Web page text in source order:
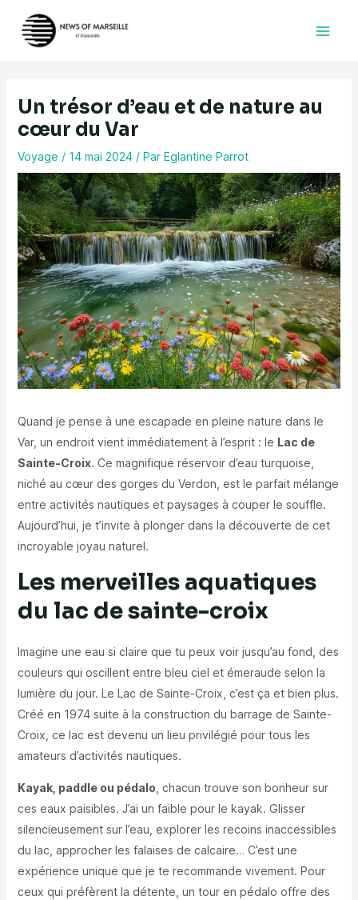
contenu
Un trésor d’eau et de nature au
cœur du Var
Voyage / 14 mai 2024 / Par Eglantine Parrot
Quand je pense à une escapade en pleine nature dans le
Var, un endroit vient immédiatement à l’esprit : le Lac de
Sainte-Croix. Ce magnifique réservoir d’eau turquoise,
niché au cœur des gorges du Verdon, est le parfait mélange
entre activités nautiques et paysages à couper le souffle.
Aujourd’hui, je t’invite à plonger dans la découverte de cet
incroyable joyau naturel.
Les merveilles aquatiques
du lac de sainte-croix
Imagine une eau si claire que tu peux voir jusqu’au fond, des
couleurs qui oscillent entre bleu ciel et émeraude selon la
lumière du jour. Le Lac de Sainte-Croix, c’est ça et bien plus.
Créé en 1974 suite à la construction du barrage de Sainte-
Croix, ce lac est devenu un lieu privilégié pour tous les
amateurs d’activités nautiques.
Kayak, paddle ou pédalo , chacun trouve son bonheur sur
ces eaux paisibles. J’ai un faible pour le kayak. Glisser
silencieusement sur l’eau, explorer les recoins inaccessibles
du lac, approcher les falaises de calcaire… C’est une
expérience unique que je te recommande vivement. Pour
ceux qui préfèrent la détente, un tour en pédalo offre des